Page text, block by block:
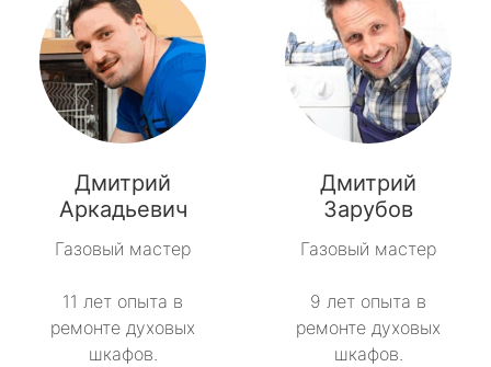
Дмитрий
Аркадьевич
Газовый мастер
11 лет опыта в
ремонте духовых
шкафов.
Дмитрий
Зарубов
Газовый мастер
9 лет опыта в
ремонте духовых
шкафов.